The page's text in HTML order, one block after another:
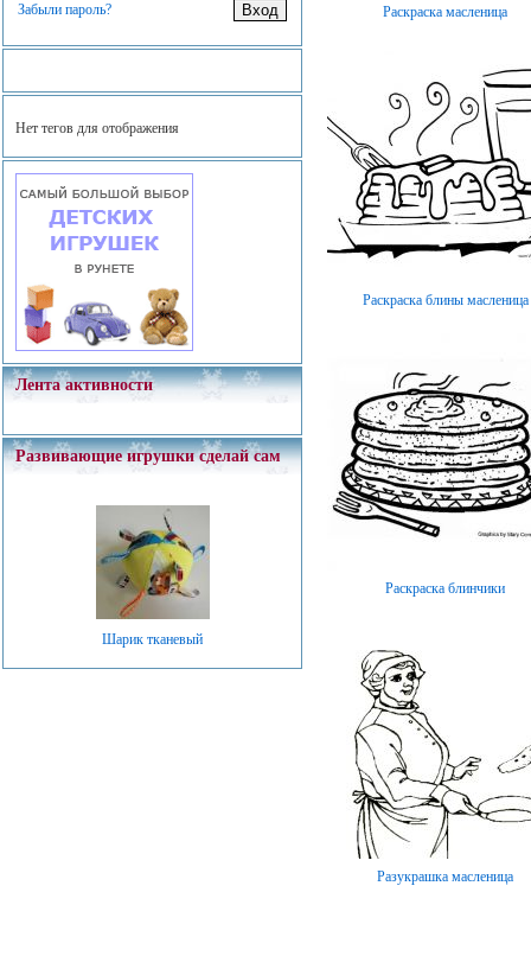
Забыли пароль?
Нет тегов для отображения
Лента активности
Развивающие игрушки сделай сам
Шарик тканевый
Раскраска масленица
Раскраска блины масленица
Раскраска блинчики
Разукрашка масленица